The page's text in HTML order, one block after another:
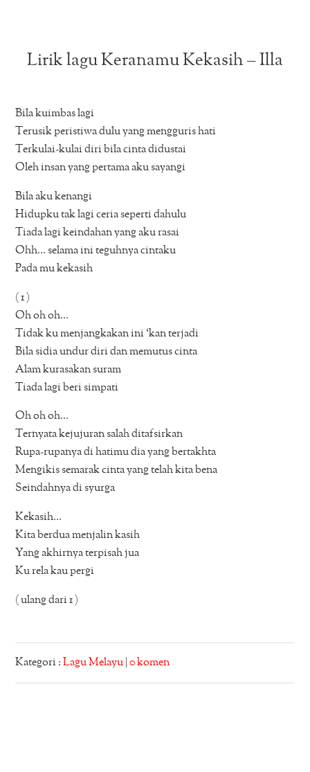
Lirik lagu Keranamu Kekasih – Illa
Bila kuimbas lagi
Terusik peristiwa dulu yang mengguris hati
Terkulai-kulai diri bila cinta didustai
Oleh insan yang pertama aku sayangi
Bila aku kenangi
Hidupku tak lagi ceria seperti dahulu
Tiada lagi keindahan yang aku rasai
Ohh… selama ini teguhnya cintaku
Pada mu kekasih
( 1 )
Oh oh oh…
Tidak ku menjangkakan ini ‘kan terjadi
Bila sidia undur diri dan memutus cinta
Alam kurasakan suram
Tiada lagi beri simpati
Oh oh oh…
Ternyata kejujuran salah ditafsirkan
Rupa-rupanya di hatimu dia yang bertakhta
Mengikis semarak cinta yang telah kita bena
Seindahnya di syurga
Kekasih…
Kita berdua menjalin kasih
Yang akhirnya terpisah jua
Ku rela kau pergi
( ulang dari 1 )
Kategori :Lagu Melayu |0 komen